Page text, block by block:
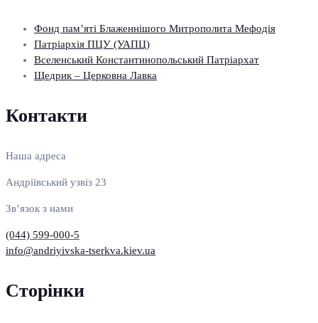
Фонд пам’яті Блаженнішого Митрополита Мефодія
Патріархія ПЦУ (УАПЦ)
Вселенський Константинопольський Патріархат
Щедрик – Церковна Лавка
Контакти
Наша адреса
Андріївський узвіз 23
Зв’язок з нами
(044) 599-000-5
info@andriyivska-tserkva.kiev.ua
Сторінки